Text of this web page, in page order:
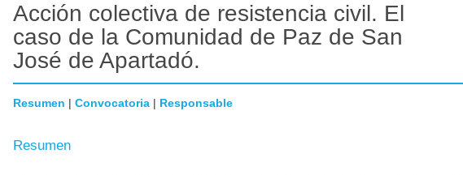
Acción colectiva de resistencia civil. El
caso de la Comunidad de Paz de San
José de Apartadó.
Resumen | Convocatoria | Responsable
Resumen